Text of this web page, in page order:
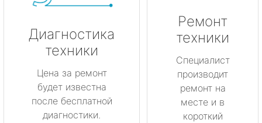
Диагностика
техники
Цена за ремонт
будет известна
после бесплатной
диагностики.
Ремонт
техники
Специалист
производит
ремонт на
месте и в
короткий